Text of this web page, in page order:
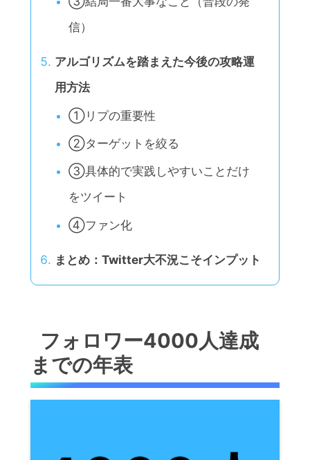
信）
アルゴリズムを踏まえた今後の攻略運
用方法
①リプの重要性
②ターゲットを絞る
③具体的で実践しやすいことだけ
をツイート
④ファン化
まとめ：Twitter大不況こそインプット
フォロワー4000人達成
までの年表